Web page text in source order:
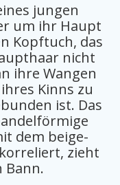
jungen
um ihr Haupt
Kopftuch, das
nicht
ihre Wangen
Kinns zu
ist. Das
dem beige-
zieht
Bann.